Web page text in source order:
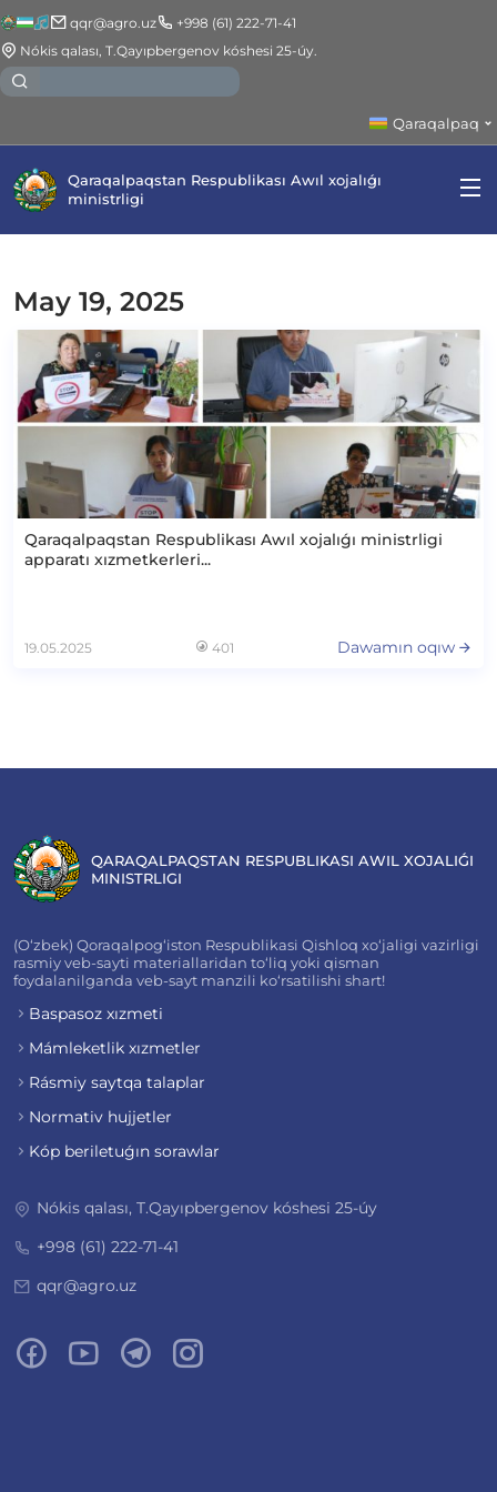
qqr@agro.uz
+998 (61) 222-71-41
Nókis qalası, T.Qayıpbergenov kóshesi 25-úy.
Qaraqalpaq
Qaraqalpaqstan Respublikası Awıl xojalıǵı
ministrligi
May 19, 2025
Qaraqalpaqstan Respublikası Awıl xojalıǵı ministrligi
apparatı xızmetkerleri...
19.05.2025 401 Dawamın oqıw
QARAQALPAQSTAN RESPUBLIKASI AWIL XOJALIǴI
MINISTRLIGI
(O‘zbek) Qoraqalpog‘iston Respublikasi Qishloq xo‘jaligi vazirligi
rasmiy veb-sayti materiallaridan to‘liq yoki qisman
foydalanilganda veb-sayt manzili ko‘rsatilishi shart!
Baspasoz xızmeti
Mámleketlik xızmetler
Rásmiy saytqa talaplar
Normativ hujjetler
Kóp beriletuǵın sorawlar
Nókis qalası, T.Qayıpbergenov kóshesi 25-úy
+998 (61) 222-71-41
qqr@agro.uz